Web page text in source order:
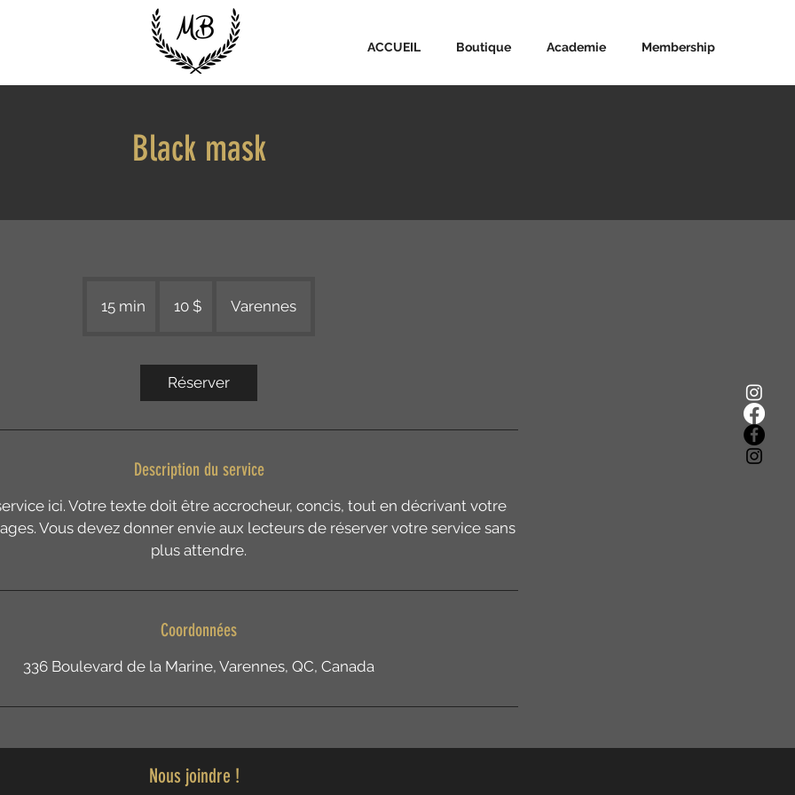
ACCUEIL Boutique Academie Membership
Black mask
15 min 10 $ Varennes
Réserver
Description du service
ici. Votre texte doit être accrocheur, concis, tout en décrivant votre
Vous devez donner envie aux lecteurs de réserver votre service sans
plus attendre.
Coordonnées
336 Boulevard de la Marine, Varennes, QC, Canada
Nous joindre !